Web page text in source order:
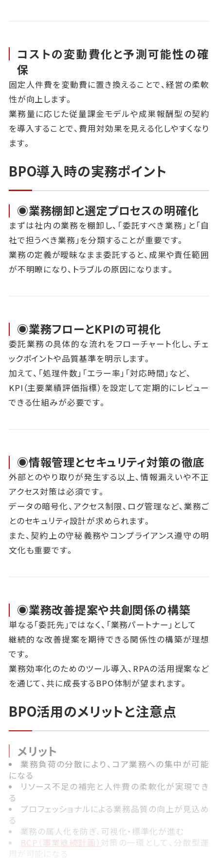
コストの変動費化と予測可能性の確
保
固定人件費を変動費に置き換えることで、経営の柔軟
性が向上します。
業務量に応じた従量課金モデルや成果報酬型の契約
を導入することで、費用対効果を見える化しやすくなり
ます。
BPO導入時の実務ポイント
◉業務棚卸と選定プロセスの明確化
まずは社内の業務を棚卸し、「委託すべき業務」と「自
社で担うべき業務」を分類することが重要です。
業務の定義が曖昧なまま委託すると、成果や責任範囲
が不明瞭になり、トラブルの原因になります。
◉業務フローとKPIの可視化
委託業務の具体的な流れをフローチャート化し、チェ
ックポイントや品質基準を明示します。
加えて、「処理件数」「エラー率」「対応時間」など、
KPI（主要業績評価指標）を設定して定期的にレビュー
できる仕組みが必要です。
◉情報管理とセキュリティ対策の徹底
外部とのやり取りが発生する以上、情報漏えいや不正
アクセス対策は必須です。
データの暗号化、アクセス制限、ログ管理など、業務ご
とのセキュリティ設計が求められます。
また、契約上の守秘義務やコンプライアンス遵守の明
文化も重要です。
◉業務改善提案や共創関係の構築
単なる「委託先」ではなく、「業務パートナー」として
継続的な改善提案を期待できる関係性の構築が理想
です。
業務効率化のためのツール導入、RPAの活用提案など
を通じて、共に成長するBPO体制が望まれます。
BPO活用のメリットと注意点
メリット
業務負荷の分散により、コア業務への集中が可能
になる
リソース不足の補完と人件費の柔軟化が実現でき
る
プロフェッショナルによる業務品質の向上が見込め
る
業務の属人化を防ぎ、可視化・標準化が進む
BCP（事業継続計画） 対策の一環として、分散型運
用が可能になる